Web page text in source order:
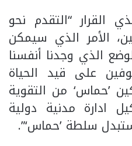
القرار “التقدم نحو
الأمر الذي سيمكن
الذي وجدنا أنفسنا
على قيد الحياة
’حماس‘ من التقوية
ادارة مدنية دولية
سلطة ’حماس‘”.